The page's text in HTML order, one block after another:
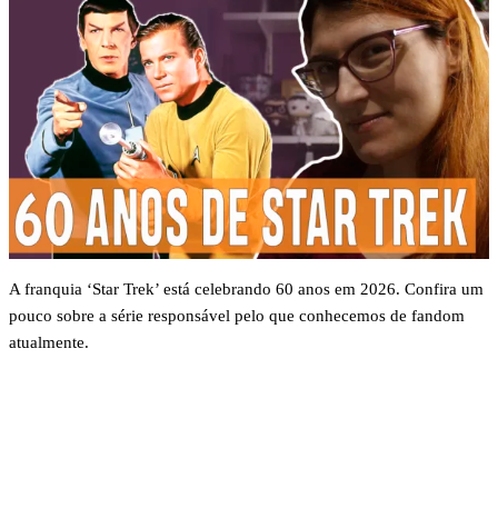
A franquia ‘Star Trek’ está celebrando 60 anos em 2026. Confira um
pouco sobre a série responsável pelo que conhecemos de fandom
atualmente.